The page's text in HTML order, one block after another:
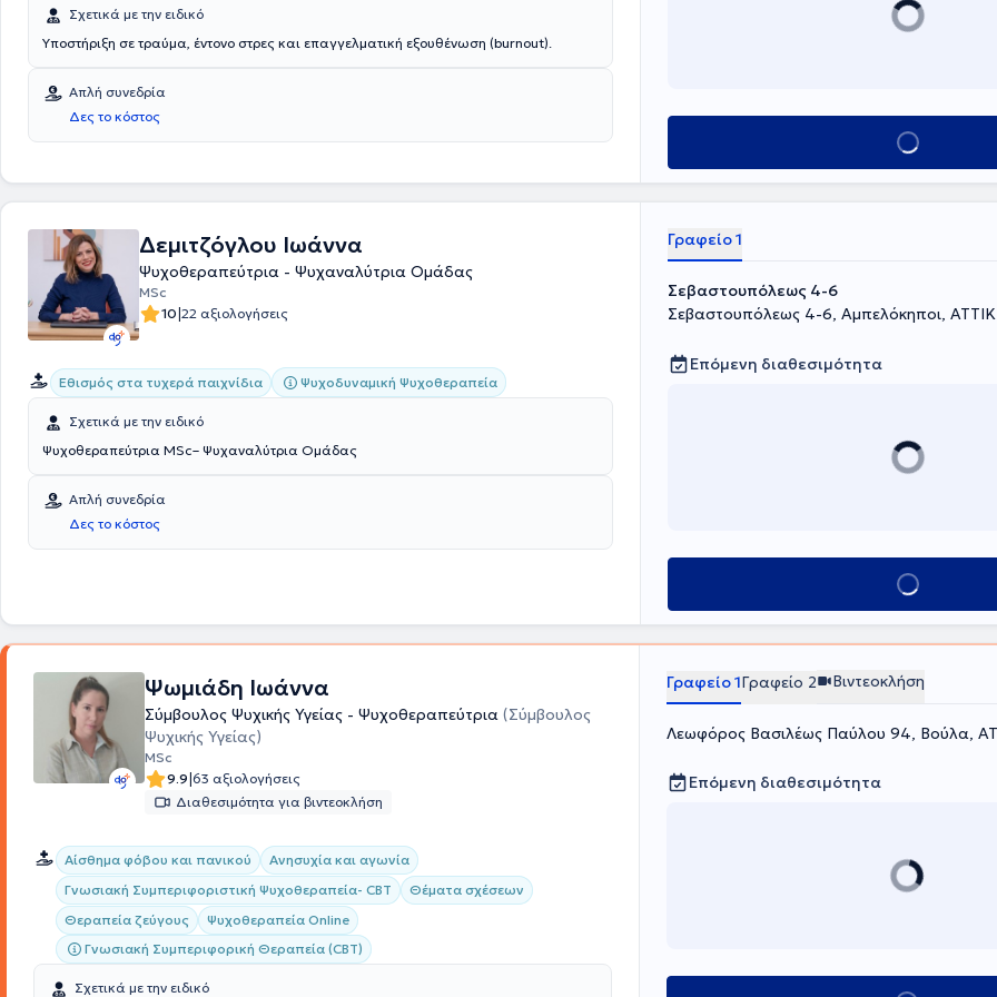
Σχετικά με την ειδικό
Υποστήριξη σε τραύμα, έντονο στρες και επαγγελματική εξουθένωση (burnout).
Απλή συνεδρία
Δες το κόστος
Κλείσε ραντεβού
Δεμιτζόγλου Ιωάννα
Ψυχοθεραπεύτρια - Ψυχαναλύτρια Ομάδας
MSc
10|22 αξιολογήσεις
Εθισμός στα τυχερά παιχνίδια Ψυχοδυναμική Ψυχοθεραπεία
Σχετικά με την ειδικό
Ψυχοθεραπεύτρια MSc– Ψυχαναλύτρια Ομάδας
Απλή συνεδρία
Δες το κόστος
Γραφείο 1
Σεβαστουπόλεως 4-6
Σεβαστουπόλεως 4-6, Αμπελόκηποι,
Επόμενη διαθεσιμότητα
Κλείσε ραντεβού
Ψωμιάδη Ιωάννα
Σύμβουλος Ψυχικής Υγείας - Ψυχοθεραπεύτρια (Σύμβουλος
Ψυχικής Υγείας)
MSc
9.9|63 αξιολογήσεις
Διαθεσιμότητα για βιντεοκλήση
Αίσθημα φόβου και πανικού
Ανησυχία και αγωνία
Γνωσιακή Συμπεριφοριστική Ψυχοθεραπεία- CBT
Θέματα σχέσεων
Θεραπεία ζεύγους
Ψυχοθεραπεία Online
Γνωσιακή Συμπεριφορική Θεραπεία (CBT)
Σχετικά με την ειδικό
Γραφείο 1Γραφείο 2 Βιντεοκλήση
Λεωφόρος Βασιλέως Παύλου 94, Βούλα,
Επόμενη διαθεσιμότητα